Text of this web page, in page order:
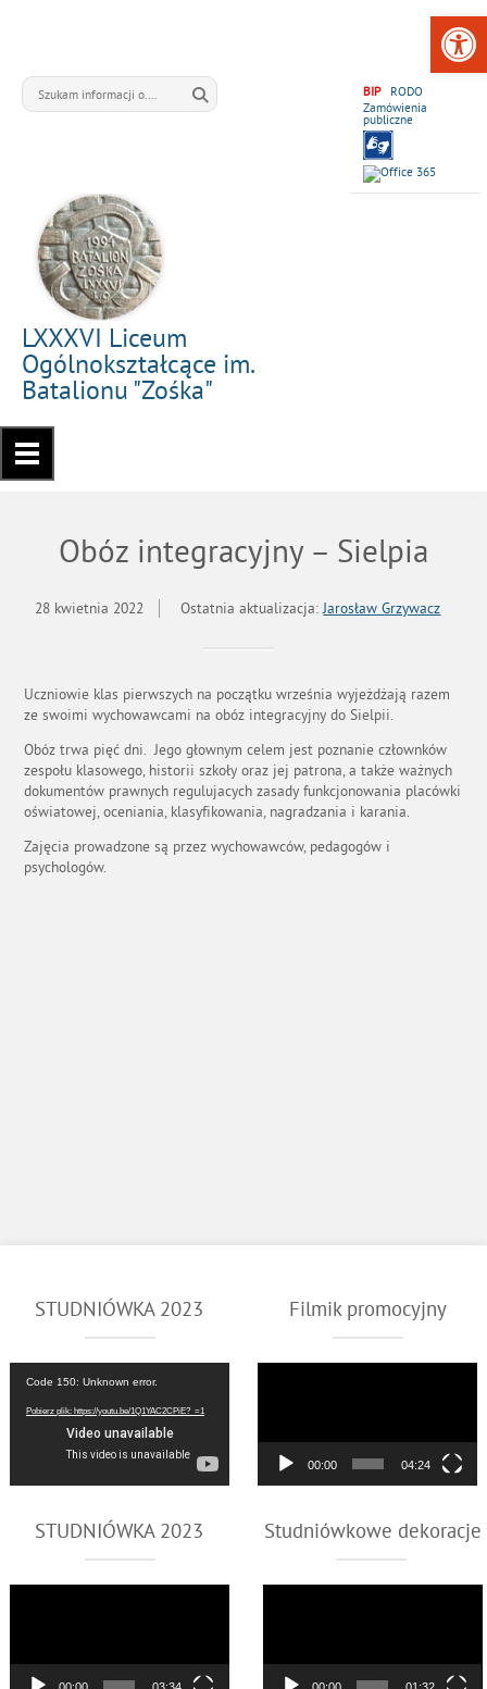
BIP
RODO
Zamówienia
publiczne
LXXXVI Liceum
Ogólnokształcące im.
Batalionu "Zośka"
Obóz integracyjny – Sielpia
28 kwietnia 2022 Ostatnia aktualizacja:Jarosław Grzywacz
Uczniowie klas pierwszych na początku września wyjeżdżają razem
ze swoimi wychowawcami na obóz integracyjny do Sielpii.
Obóz trwa pięć dni. Jego głownym celem jest poznanie człownków
zespołu klasowego, historii szkoły oraz jej patrona, a także ważnych
dokumentów prawnych regulujacych zasady funkcjonowania placówki
oświatowej, oceniania, klasyfikowania, nagradzania i karania.
Zajęcia prowadzone są przez wychowawców, pedagogów i
psychologów.
STUDNIÓWKA 2023
Code 150: Unknown error.
Pobierz plik: https://youtu.be/1Q1YAC2CPiE?_=1
Filmik promocyjny
00:00 04:24
STUDNIÓWKA 2023 Studniówkowe dekoracje